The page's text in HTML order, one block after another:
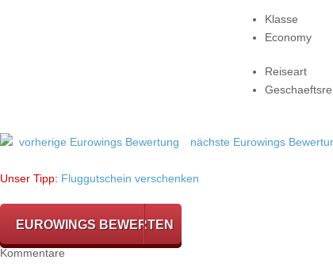
Klasse
Economy
Reiseart
vorherige Eurowings Bewertung nächste Eurowings
Unser Tipp: Fluggutschein verschenken
EUROWINGS BEWERTEN
Kommentare